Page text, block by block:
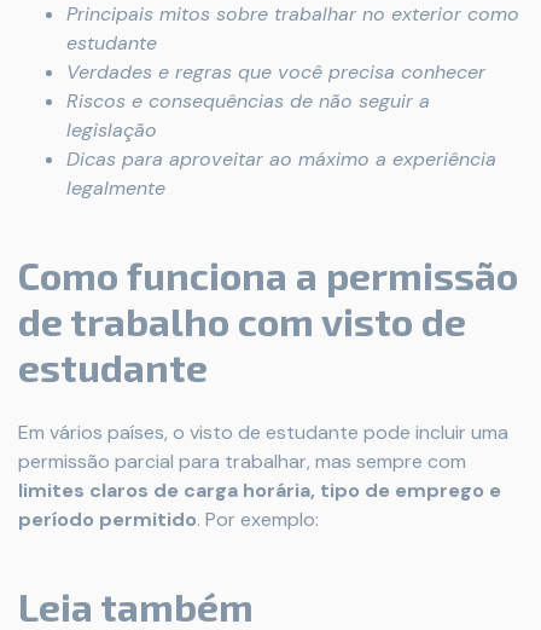
Principais mitos sobre trabalhar no exterior como
estudante
Verdades e regras que você precisa conhecer
Riscos e consequências de não seguir a
legislação
Dicas para aproveitar ao máximo a experiência
legalmente
Como funciona a permissão
de trabalho com visto de
estudante
Em vários países, o visto de estudante pode incluir uma
permissão parcial para trabalhar, mas sempre com
limites claros de carga horária, tipo de emprego e
período permitido. Por exemplo:
Leia também